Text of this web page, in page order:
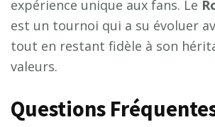
expérience unique aux fans. Le
est un tournoi qui a su évoluer
tout en restant fidèle à son
valeurs.
Questions